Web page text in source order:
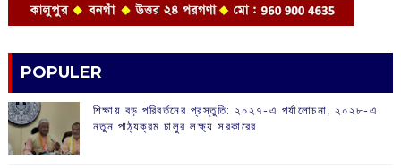
POPULER
শিক্ষায় বড় পরিবর্তনের প্রস্তুতি: ২০২৭-এ পর্যালোচনা, ২০২৮-এ
নতুন পাঠ্যক্রম চালুর লক্ষ্য সরকারের